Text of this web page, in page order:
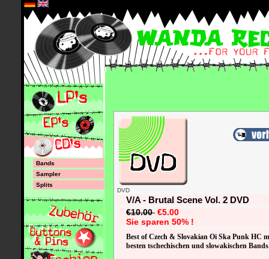
Bands
Sampler
Splits
DVD
V/A - Brutal Scene Vol. 2 DVD
€10.00 €5.00
Sie sparen 50% !
Best of Czech & Slovakian Oi Ska Punk HC
besten tschechischen und slowakischen